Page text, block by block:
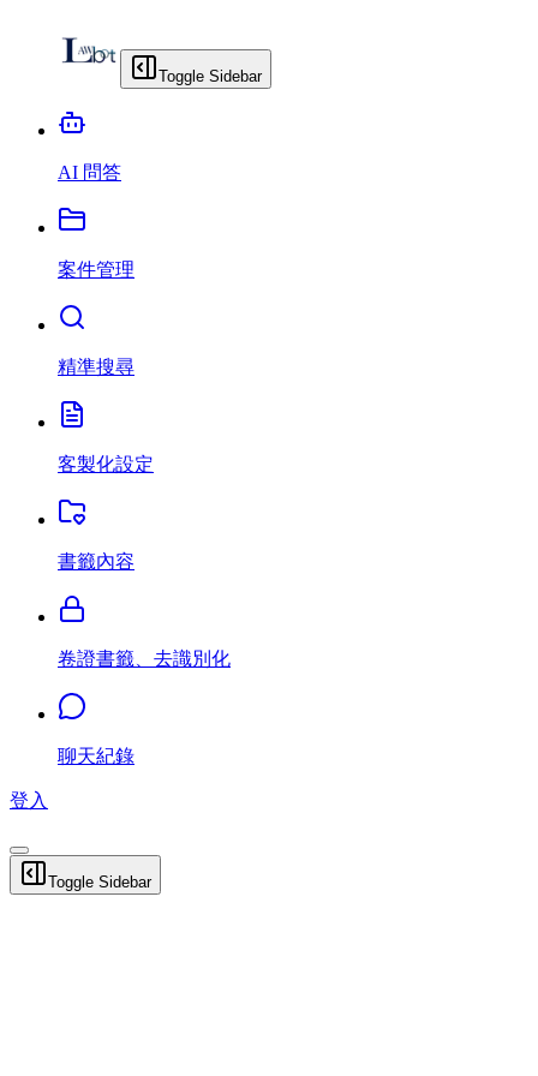
Toggle Sidebar
AI 問答
案件管理
精準搜尋
客製化設定
書籤內容
卷證書籤、去識別化
聊天紀錄
登入
Toggle Sidebar